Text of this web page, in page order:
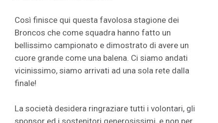
Così finisce qui questa favolosa stagione dei
Broncos che come squadra hanno fatto un
bellissimo campionato e dimostrato di avere un
cuore grande come una balena. Ci siamo andati
vicinissimo, siamo arrivati ad una sola rete dalla
finale!
La società desidera ringraziare tutti i volontari, gli
sponsor ed i sostenitori generosissimi, e non per